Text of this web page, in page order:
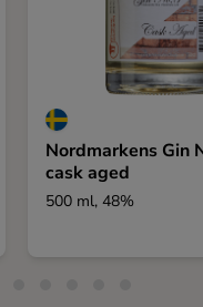
Nordmarkens Gin
cask aged
500 ml, 48%